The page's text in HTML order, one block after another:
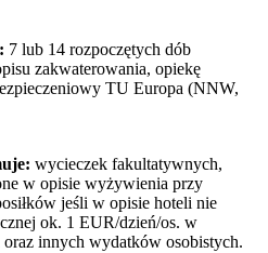
7 lub 14 rozpoczętych dób
zakwaterowania, opiekę
TU Europa (NNW,
wycieczek fakultatywnych,
w opisie wyżywienia przy
jeśli w opisie hoteli nie
ok. 1 EUR/dzień/os. w
oraz innych wydatków osobistych.